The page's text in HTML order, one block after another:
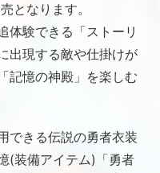
となります。
体験できる「ストーリ
出現する敵や仕掛けが
記憶の神殿」を楽しむ
できる伝説の勇者衣装
(装備アイテム)「勇者